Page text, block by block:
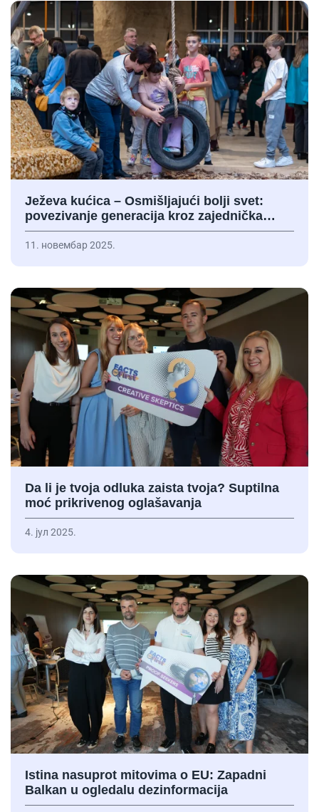
Ježeva kućica – Osmišljajući bolji svet:
povezivanje generacija kroz zajednička…
11. новембар 2025.
Da li je tvoja odluka zaista tvoja? Suptilna
moć prikrivenog oglašavanja
4. јул 2025.
Istina nasuprot mitovima o EU: Zapadni
Balkan u ogledalu dezinformacija